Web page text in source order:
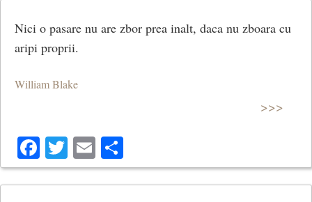
Nici o pasare nu are zbor prea inalt, daca nu zboara cu
aripi proprii.
William Blake
>>>
Facebook
Twitter
Email